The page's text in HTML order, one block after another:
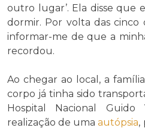
outro lugar’. Ela disse que
dormir. Por volta das cinco
informar-me de que a
recordou.
Ao chegar ao local, a
corpo já tinha sido
Hospital Nacional Guido
realização de umaautópsia,